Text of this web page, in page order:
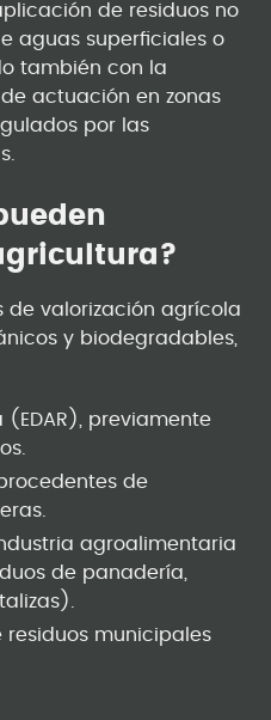
de residuos no
aguas superficiales o
también con la
actuación en zonas
por las
de valorización agrícola
y biodegradables,
(EDAR), previamente
de
agroalimentaria
de panadería,
residuos municipales